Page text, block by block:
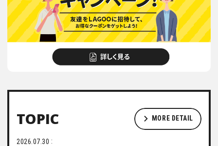
TOPIC MORE DETAIL
2026.07.30